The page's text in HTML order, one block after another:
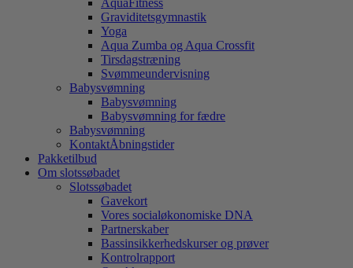
AquaFitness
Graviditetsgymnastik
Yoga
Aqua Zumba og Aqua Crossfit
Tirsdagstræning
Svømmeundervisning
Babysvømning
Babysvømning
Babysvømning for fædre
Babysvømning
KontaktÅbningstider
Pakketilbud
Om slotssøbadet
Slotssøbadet
Gavekort
Vores socialøkonomiske DNA
Partnerskaber
Bassinsikkerhedskurser og prøver
Kontrolrapport